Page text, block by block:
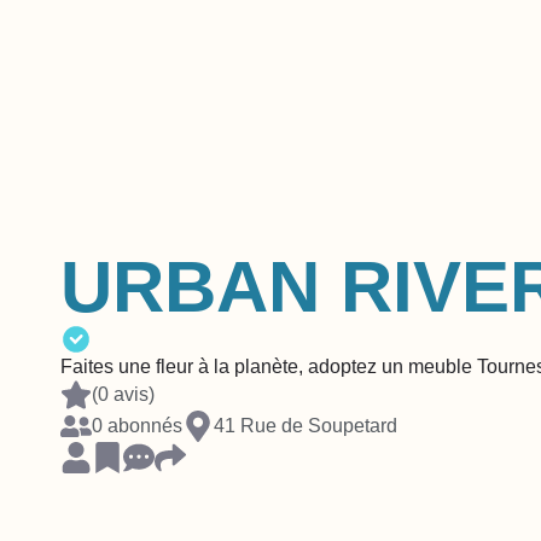
URBAN
Faites une fleur à la planète, adoptez un meuble
(0 avis)
0 abonnés
41 Rue de Soupetard